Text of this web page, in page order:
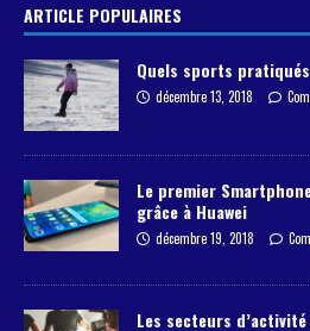
ARTICLE POPULAIRES
Quels sports
décembre 13, 2018
Le premier
grâce à Huawei
décembre 19, 2018
Les secteurs